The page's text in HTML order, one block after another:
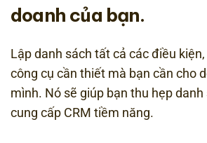
doanh của bạn.
Lập danh sách tất cả các điều
công cụ cần thiết mà bạn cần cho
mình. Nó sẽ giúp bạn thu hẹp danh
cung cấp CRM tiềm năng.